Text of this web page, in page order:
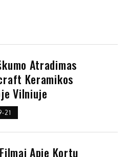
Atradimas
Keramikos
Vilniuje
21
Apie Kortų